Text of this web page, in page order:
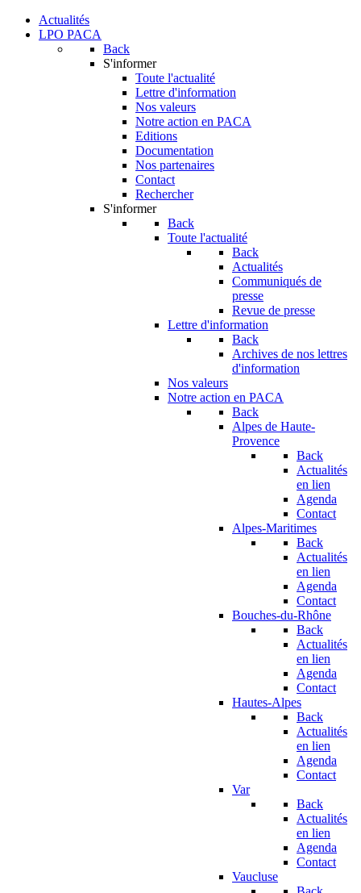
Actualités
LPO PACA
Back
S'informer
Toute l'actualité
Lettre d'information
Nos valeurs
Notre action en PACA
Editions
Documentation
Nos partenaires
Contact
Rechercher
S'informer
Back
Toute l'actualité
Back
Actualités
Communiqués de
presse
Revue de presse
Lettre d'information
Back
Archives de nos lettres
d'information
Nos valeurs
Notre action en PACA
Back
Alpes de Haute-
Provence
Back
Actualités
en lien
Agenda
Contact
Alpes-Maritimes
Back
Actualités
en lien
Agenda
Contact
Bouches-du-Rhône
Back
Actualités
en lien
Agenda
Contact
Hautes-Alpes
Back
Actualités
en lien
Agenda
Contact
Var
Back
Actualités
en lien
Agenda
Contact
Vaucluse